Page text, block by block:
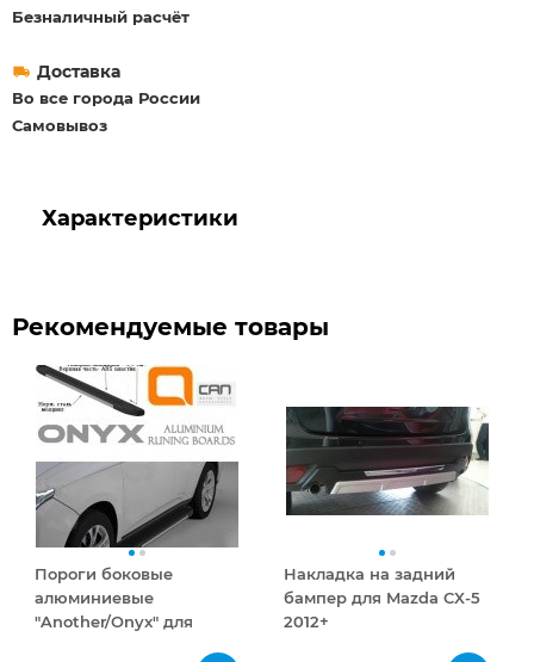
Безналичный расчёт
Доставка
Во все города России
Самовывоз
Характеристики
Рекомендуемые товары
Пороги боковые
алюминиевые
"Another/Onyx" для
Накладка на задний
бампер для Mazda CX-5
2012+